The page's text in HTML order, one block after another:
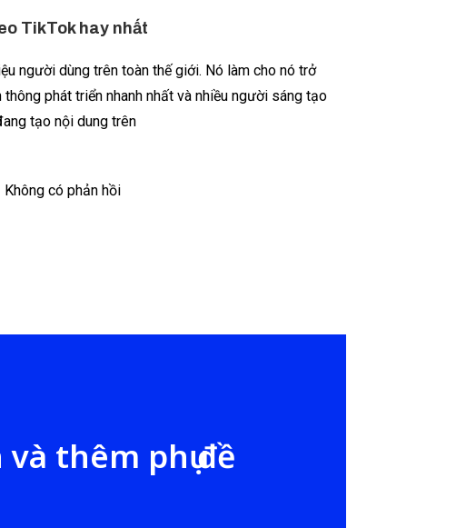
TikTok hay nhất
người dùng trên toàn thế giới. Nó làm cho nó trở
thông phát triển nhanh nhất và nhiều người sáng tạo
tạo nội dung trên
Không có phản hồi
thêm phụ đề